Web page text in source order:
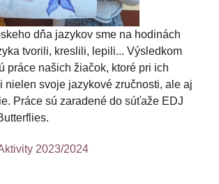
dňa jazykov sme na hodinách
tvorili, kreslili, lepili... Výsledkom
práce našich žiačok, ktoré pri ich
nielen svoje jazykové zručnosti, ale aj
Práce sú zaradené do súťaže EDJ
2023/2024